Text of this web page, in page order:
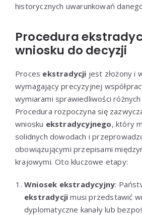
historycznych uwarunkowań
Procedura
wniosku do decyzji
Proces ekstradycji jest złożony i
wymagający precyzyjnej
wymiarami sprawiedliwości
Procedura rozpoczyna się
wniosku ekstradycyjnego, który
solidnych dowodach i
obowiązującymi przepisami
krajowymi. Oto kluczowe etapy:
Wniosek ekstradycyjny:
ekstradycji musi przedstawić
dyplomatyczne kanały lub